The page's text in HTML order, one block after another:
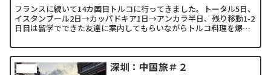
フランスに続いて14カ国目トルコに行ってきました。トータル5日、
イスタンブール2日→カッパドキア1日→アンカラ半日、残り移動1-2
日目は留学でできた友達に案内してもらいながらトルコ料理を爆
深圳：中国旅＃２